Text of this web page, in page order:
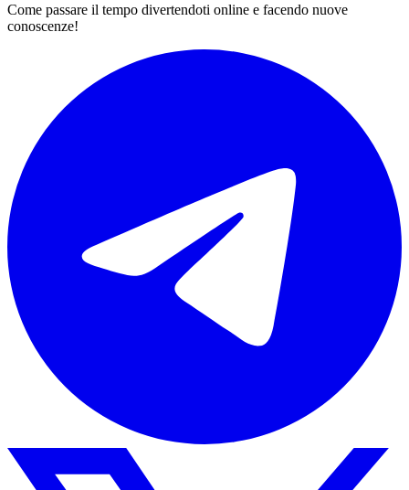
Come passare il tempo divertendoti online e facendo nuove
conoscenze!